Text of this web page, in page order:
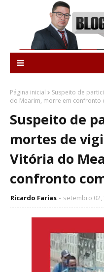
Página inicial
Suspeito de
do Mearim, morre em confronto
Suspeito de
mortes de
Vitória do
confronto
Ricardo Farias setembro 02,